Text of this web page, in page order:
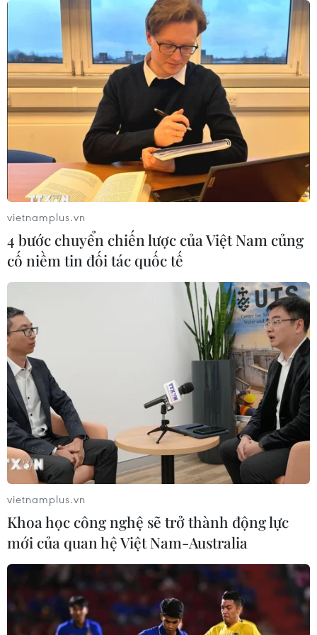
Cục diện ASEAN Cup: Việt Nam
quyết giành ngôi đầu, Thái Lan vẫn
có thể bị loại
07/08/2026 02:29
Lịch thi đấu ASEAN Cup 2026 ngày
7/8: Việt Nam hướng đến ngôi đầu
07/08/2026 00:07
Công Phượng gặp thử thách lớn
trong ngày tái xuất V-League 2026/27
Campuchia: Vì sao thầy trò HLV Kim
Sang-sik cần giành ngôi đầu bảng?
06/08/2026 11:05
Nhận định Việt Nam vs Campuchia:
'Phù thủy Kim' sẽ xoay tua toan tính
đường dài?
hướng tới chiến thắng để giữ ngôi
đầu bảng'
06/08/2026 07:25
vietnamplus.vn
4 bước chuyển chiến lược của Việt Nam củng
cố niềm tin đối tác quốc tế
vietnamplus.vn
Khoa học công nghệ sẽ trở thành động lực
mới của quan hệ Việt Nam-Australia